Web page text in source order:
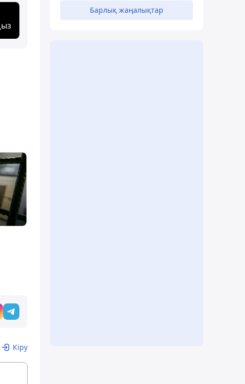
Кіру
Барлық жаңалықтар